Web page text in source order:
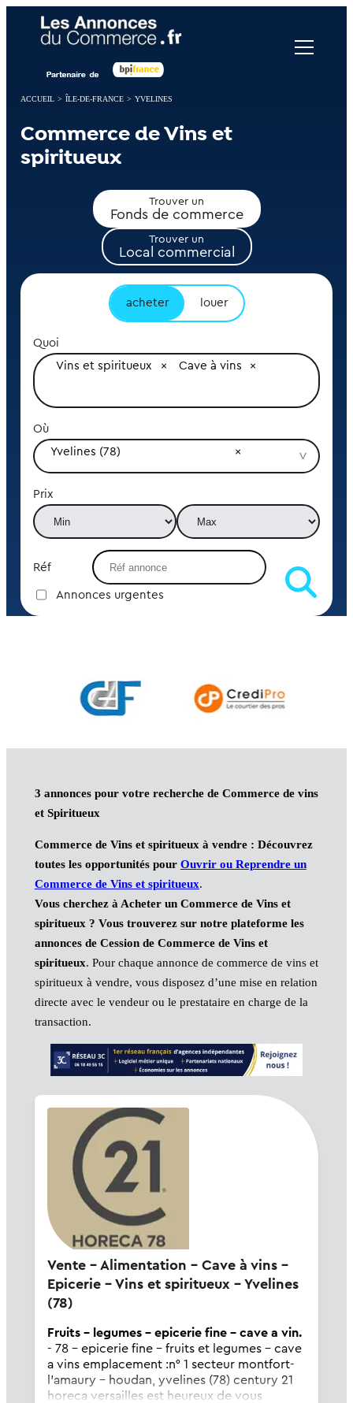
ACCUEIL > ÎLE-DE-FRANCE > YVELINES
Commerce de Vins et
spiritueux
Trouver un
Fonds de commerce
Trouver un
Local commercial
acheter louer
Quoi
Vins et spiritueux
Cave à vins
Où
Yvelines (78)
Prix
Réf
Annonces urgentes
3 annonces pour votre recherche de Commerce de vins
et Spiritueux
Commerce de Vins et spiritueux à vendre : Découvrez
toutes les opportunités pour Ouvrir ou Reprendre un
Commerce de Vins et spiritueux.
Vous cherchez à Acheter un Commerce de Vins et
spiritueux ? Vous trouverez sur notre plateforme les
annonces de Cession de Commerce de Vins et
spiritueux. Pour chaque annonce de commerce de vins et
spiritueux à vendre, vous disposez d’une mise en relation
directe avec le vendeur ou le prestataire en charge de la
transaction.
Vente - Alimentation - Cave à vins -
Epicerie - Vins et spiritueux - Yvelines
(78)
Fruits - legumes - epicerie fine - cave a vin.
- 78 - epicerie fine - fruits et legumes - cave
a vins emplacement :n° 1 secteur montfort-
l'amaury - houdan, yvelines (78) century 21
horeca versailles est heureux de vous
Panneau de gestion des cookies